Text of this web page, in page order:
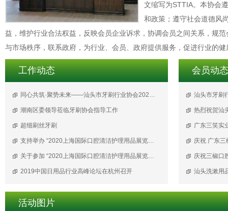
文缩写为STTIA。本协会
和政策；遵守社会道德风
益，维护行业合法权益，反映会员企业诉求，协调会员之间关系，规
与市场秩序，联系政府，为行业、会员、政府提供服务，促进行业的健
工作动态
同心共筑·聚势未来——汕头市牙刷行业协会2025年度工作总结会议圆满成功！
潮南区委领导莅临牙刷协会指导工作
超细刷丝牙刷
支持举办 “2020上海国际口腔清洁护理用品展览会暨2020上海国际个人护理用品博览会”的申请
关于参加 “2020上海国际口腔清洁护理用品展览会暨2020上海国际个人护理用品博览会” 通 知
2019中国日用品行业高峰论坛在杭州召开
会员动态
汕头市牙刷
热烈祝贺汕
汕头洗漱用
活动图片